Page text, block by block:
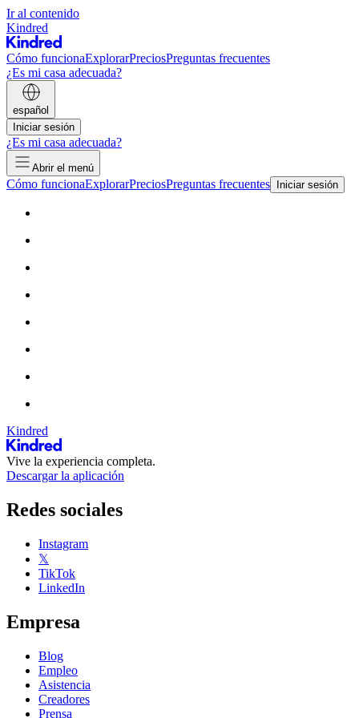
Ir al contenido
Kindred
Cómo funcionaExplorarPreciosPreguntas frecuentes
¿Es mi casa adecuada?
español
Iniciar sesión
¿Es mi casa adecuada?
Abrir el menú
Cómo funcionaExplorarPreciosPreguntas frecuentes Iniciar sesión
Kindred
Vive la experiencia completa.
Descargar la aplicación
Redes sociales
Instagram
𝕏
TikTok
LinkedIn
Empresa
Blog
Empleo
Asistencia
Creadores
Prensa